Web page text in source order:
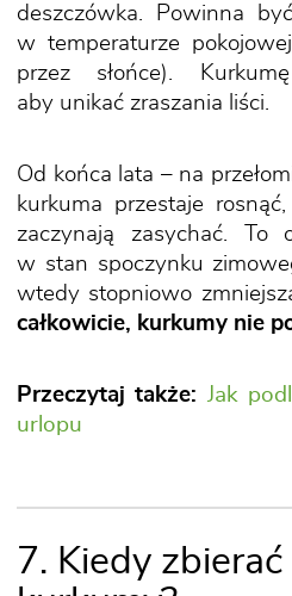
deszczówka. Powinna
w temperaturze
przez słońce).
aby unikać zraszania liści.
Od końca lata – na
kurkuma przestaje
zaczynają zasychać. To
w stan spoczynku
wtedy stopniowo
całkowicie, kurkumy nie
Przeczytaj także: Jak
urlopu
7. Kiedy zbierać